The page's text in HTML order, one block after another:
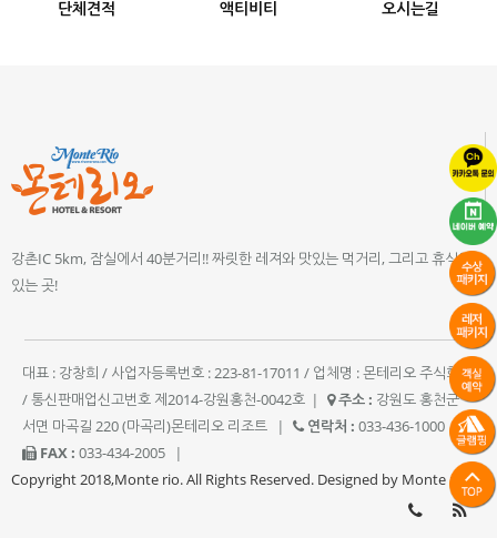
단체견적 액티비티 오시는길
강촌IC 5km, 잠실에서 40분거리!! 짜릿한 레져와 맛있는 먹거리, 그리고 휴식이
있는 곳!
대표 : 강창희 / 사업자등록번호 : 223-81-17011 / 업체명 : 몬테리오 주식회사
/ 통신판매업신고번호 제2014-강원홍천-0042호 | 주소 : 강원도 홍천군
서면 마곡길 220 (마곡리)몬테리오 리조트
| 연락처 : 033-436-1000
|
FAX : 033-434-2005
|
Copyright 2018,Monte rio. All Rights Reserved. Designed by Monte rio.